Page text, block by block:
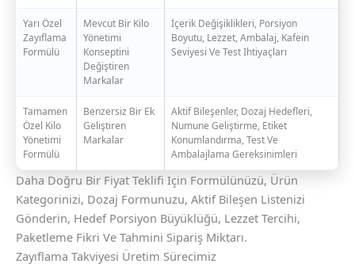
Yarı Özel
Zayıflama
Formülü
Mevcut Bir Kilo
Yönetimi
Konseptini
Değiştiren
Markalar
İçerik Değişiklikleri, Porsiyon
Boyutu, Lezzet, Ambalaj, Kafein
Seviyesi Ve Test Ihtiyaçları
Tamamen
Özel Kilo
Yönetimi
Formülü
Benzersiz Bir Ek
Geliştiren
Markalar
Aktif Bileşenler, Dozaj Hedefleri,
Numune Geliştirme, Etiket
Konumlandırma, Test Ve
Ambalajlama Gereksinimleri
Daha Doğru Bir Fiyat Teklifi Için Formülünüzü, Ürün
Kategorinizi, Dozaj Formunuzu, Aktif Bileşen Listenizi
Gönderin, Hedef Porsiyon Büyüklüğü, Lezzet Tercihi,
Paketleme Fikri Ve Tahmini Sipariş Miktarı.
Zayıflama Takviyesi Üretim Sürecimiz